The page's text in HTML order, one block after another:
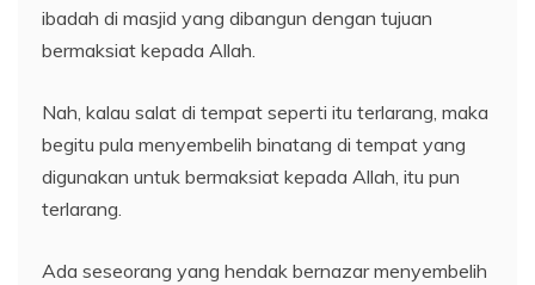
ibadah di masjid yang dibangun dengan tujuan
bermaksiat kepada Allah.
Nah, kalau salat di tempat seperti itu terlarang, maka
begitu pula menyembelih binatang di tempat yang
digunakan untuk bermaksiat kepada Allah, itu pun
terlarang.
Ada seseorang yang hendak bernazar menyembelih